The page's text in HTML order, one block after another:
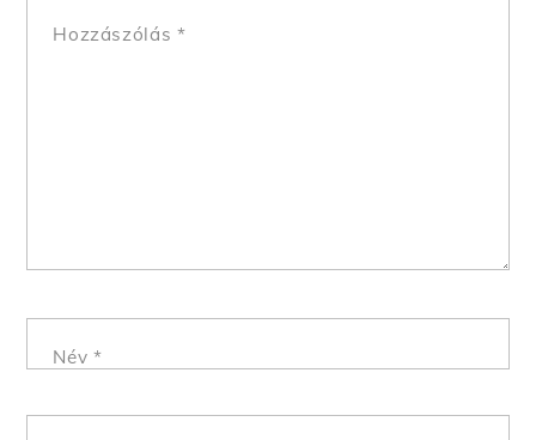
Hozzászólás *
Név *